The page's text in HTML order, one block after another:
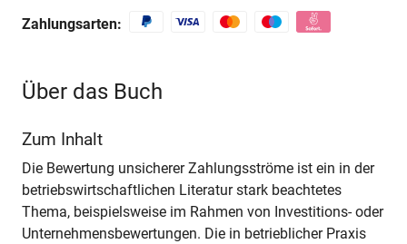
Zahlungsarten:
Über das Buch
Zum Inhalt
Die Bewertung unsicherer Zahlungsströme ist ein in der
betriebswirtschaftlichen Literatur stark beachtetes
Thema, beispielsweise im Rahmen von Investitions- oder
Unternehmensbewertungen. Die in betrieblicher Praxis